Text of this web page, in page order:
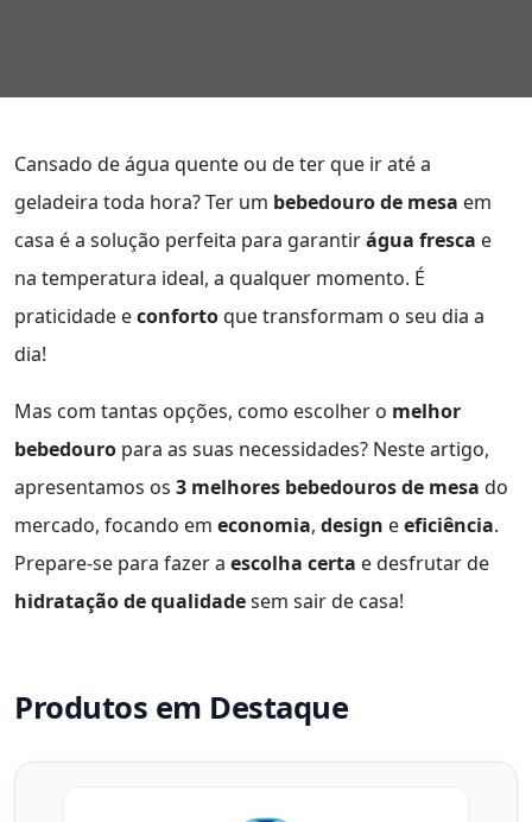
Cansado de água quente ou de ter que ir até a
geladeira toda hora? Ter um bebedouro de mesa em
casa é a solução perfeita para garantirágua fresca e
na temperatura ideal, a qualquer momento. É
praticidade econfortoque transformam o seu dia a
dia!
Mas com tantas opções, como escolher o melhor
bebedouro para as suas necessidades? Neste artigo,
apresentamos os 3 melhores bebedouros de mesa do
mercado, focando em economia, design eeficiência.
Prepare-se para fazer a escolha certa e desfrutar de
hidratação de qualidadesem sair de casa!
Produtos em Destaque